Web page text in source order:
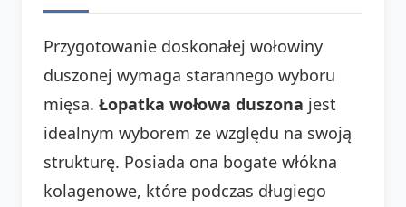
Przygotowanie doskonałej wołowiny
duszonej wymaga starannego wyboru
mięsa. Łopatka wołowa duszona jest
idealnym wyborem ze względu na swoją
strukturę. Posiada ona bogate włókna
kolagenowe, które podczas długiego